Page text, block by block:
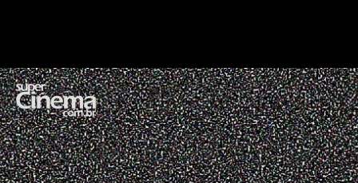
Opening https://supercinema.com.br/filmes/2023/john-wick-4-baba-yaga-john-wick-chapter-4/